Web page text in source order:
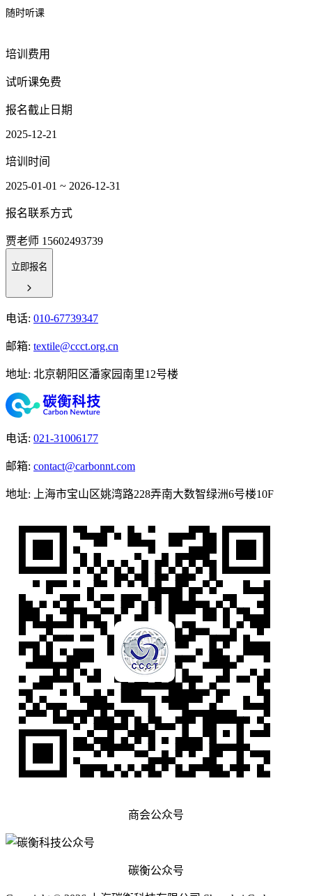
随时听课
培训费用
试听课免费
报名截止日期
2025-12-21
培训时间
2025-01-01 ~ 2026-12-31
报名联系方式
贾老师 15602493739
立即报名
电话: 010-67739347
邮箱: textile@ccct.org.cn
地址: 北京朝阳区潘家园南里12号楼
电话: 021-31006177
邮箱: contact@carbonnt.com
地址: 上海市宝山区姚湾路228弄南大数智绿洲6号楼10F
商会公众号
碳衡公众号